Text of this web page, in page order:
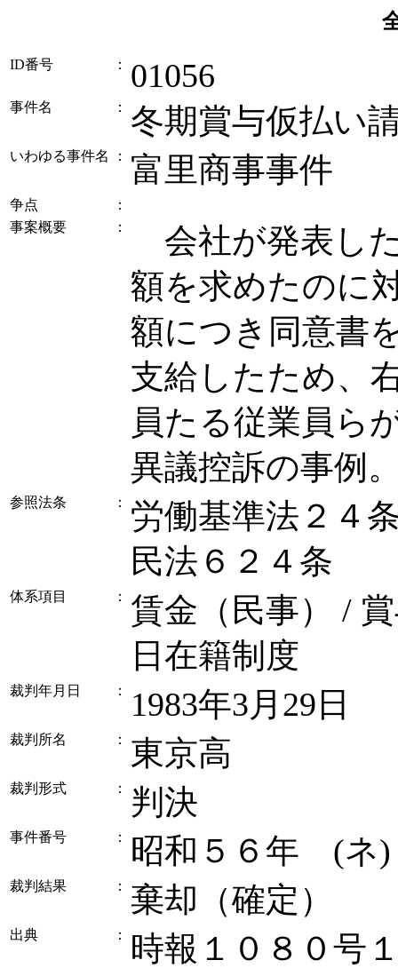
ID番号 ： 01056
事件名 ： 冬期賞与仮払い
いわゆる事件名 ： 富里商事事件
争点
：
事案概要
：
会社が発表し
額を求めたのに
額につき同意書
支給したため、
員たる従業員ら
異議控訴の事例
参照法条 ：
労働基準法２４
民法６２４条
体系項目 ：
賃金（民事） /
日在籍制度
裁判年月日 ： 1983年3月29日
裁判所名 ： 東京高
裁判形式 ： 判決
事件番号 ： 昭和５６年 (
裁判結果 ： 棄却（確定）
出典 ：
時報１０８０号